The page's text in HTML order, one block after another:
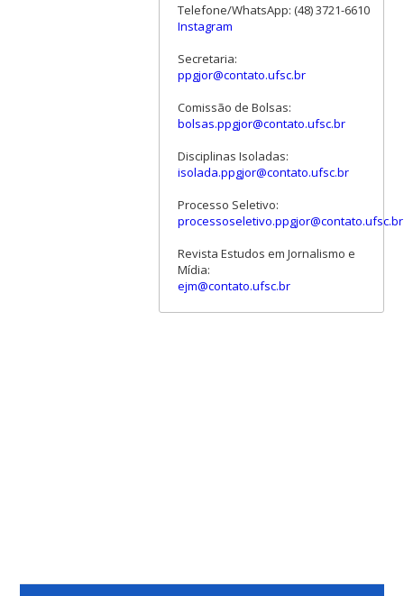
Telefone/WhatsApp: (48) 3721-6610
Instagram
Secretaria:
ppgjor@contato.ufsc.br
Comissão de Bolsas:
bolsas.ppgjor@contato.ufsc.br
Disciplinas Isoladas:
isolada.ppgjor@contato.ufsc.br
Processo Seletivo:
processoseletivo.ppgjor@contato.ufsc.br
Revista Estudos em Jornalismo e
Mídia:
ejm@contato.ufsc.br